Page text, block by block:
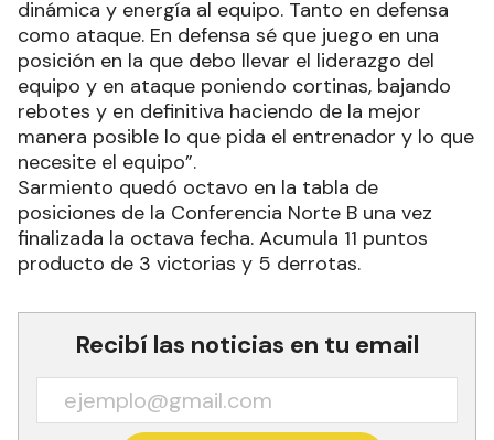
dinámica y energía al equipo. Tanto en defensa
como ataque. En defensa sé que juego en una
posición en la que debo llevar el liderazgo del
equipo y en ataque poniendo cortinas, bajando
rebotes y en definitiva haciendo de la mejor
manera posible lo que pida el entrenador y lo que
necesite el equipo”.
Sarmiento quedó octavo en la tabla de
posiciones de la Conferencia Norte B una vez
finalizada la octava fecha. Acumula 11 puntos
producto de 3 victorias y 5 derrotas.
Recibí las noticias en tu email